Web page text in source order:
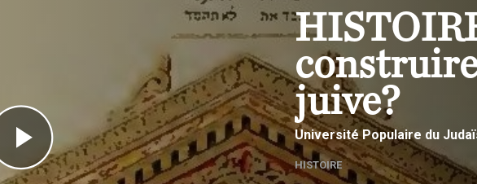
juive?
Université Populaire du
HISTOIRE